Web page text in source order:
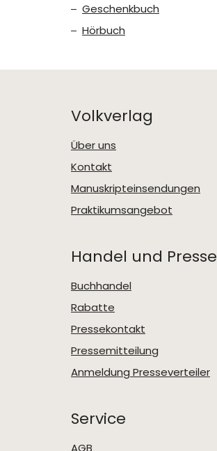
Geschenkbuch
Hörbuch
Volkverlag
Über uns
Kontakt
Manuskripteinsendungen
Praktikumsangebot
Handel und Presse
Buchhandel
Rabatte
Pressekontakt
Pressemitteilung
Anmeldung Presseverteiler
Service
AGB